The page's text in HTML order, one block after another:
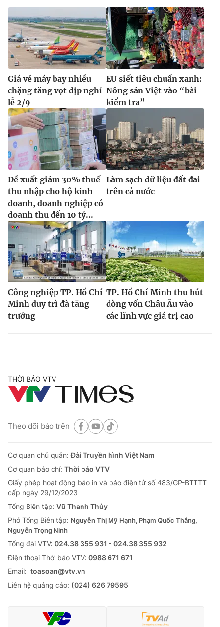
Giá vé máy bay nhiều
chặng tăng vọt dịp nghỉ
lễ 2/9
EU siết tiêu chuẩn xanh:
Nông sản Việt vào “bài
kiểm tra”
Đề xuất giảm 30% thuế
thu nhập cho hộ kinh
doanh, doanh nghiệp có
doanh thu đến 10 tỷ...
Làm sạch dữ liệu đất đai
trên cả nước
Công nghiệp TP. Hồ Chí
Minh duy trì đà tăng
trưởng
TP. Hồ Chí Minh thu hút
dòng vốn Châu Âu vào
các lĩnh vực giá trị cao
THỜI BÁO VTV
Theo dõi báo trên
Cơ quan chủ quản:Đài Truyền hình Việt Nam
Cơ quan báo chí: Thời báo VTV
Giấy phép hoạt động báo in và báo điện tử số 483/GP-BTTTT
cấp ngày 29/12/2023
Tổng Biên tập: Vũ Thanh Thủy
Phó Tổng Biên tập: Nguyễn Thị Mỹ Hạnh, Phạm Quốc Thắng,
Nguyễn Trọng Ninh
Tổng đài VTV: 024.38 355 931 - 024.38 355 932
Ðiện thoại Thời báo VTV: 0988 671 671
Email: toasoan@vtv.vn
Liên hệ quảng cáo: (024) 626 79595